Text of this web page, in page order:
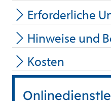
Erforderliche
Hinweise und
Kosten